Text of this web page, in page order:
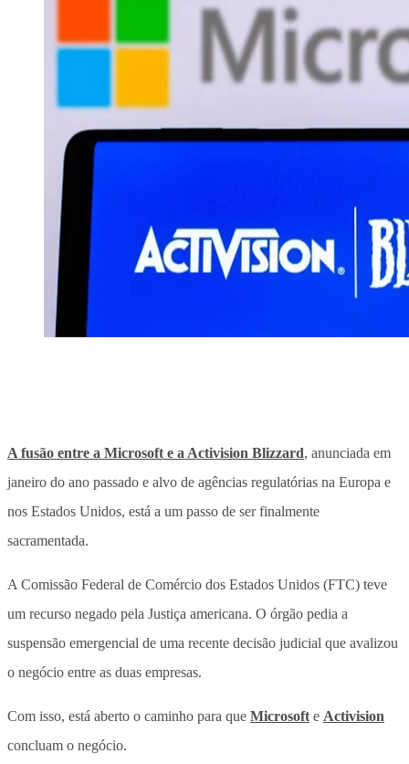
A fusão entre a Microsoft e a Activision Blizzard, anunciada em
janeiro do ano passado e alvo de agências regulatórias na Europa e
nos Estados Unidos, está a um passo de ser finalmente
sacramentada.
A Comissão Federal de Comércio dos Estados Unidos (FTC) teve
um recurso negado pela Justiça americana. O órgão pedia a
suspensão emergencial de uma recente decisão judicial que avalizou
o negócio entre as duas empresas.
Com isso, está aberto o caminho para que Microsoft e Activision
concluam o negócio.